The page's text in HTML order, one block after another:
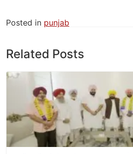
Posted in punjab
Related Posts